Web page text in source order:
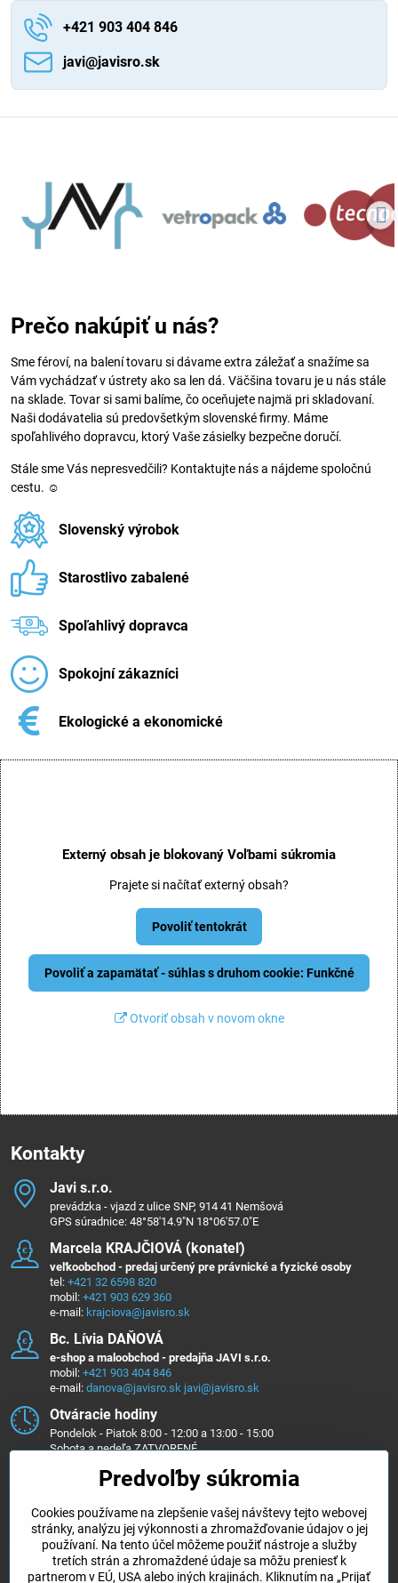
+421 903 404 846
javi​@javisro​.sk
Prečo nakúpiť u nás?
Sme féroví, na balení tovaru si dávame extra záležať a snažíme sa
Vám vychádzať v ústrety ako sa len dá. Väčšina tovaru je u nás stále
na sklade. Tovar si sami balíme, čo oceňujete najmä pri skladovaní.
Naši dodávatelia sú predovšetkým slovenské firmy. Máme
spoľahlivého dopravcu, ktorý Vaše zásielky bezpečne doručí.
Stále sme Vás nepresvedčili? Kontaktujte nás a nájdeme spoločnú
cestu. ☺
Slovenský výrobok
Starostlivo zabalené
Spoľahlivý dopravca
Spokojní zákazníci
Ekologické a ekonomické
Externý obsah je blokovaný Voľbami súkromia
Prajete si načítať externý obsah?
Povoliť tentokrát
Povoliť a zapamätať - súhlas s druhom cookie: Funkčné
Otvoriť obsah v novom okne
Kontakty
Javi s​.r​.o​.
prevádzka - vjazd z ulice SNP, 914 41 Nemšová
GPS súradnice: 48°58'14.9"N 18°06'57.0"E
Marcela KRAJČIOVÁ (konateľ)
veľkoobchod - predaj určený pre právnické a fyzické osoby
tel: +421 32 6598 820
mobil: +421 903 629 360
e-mail: krajciova@javisro.sk
Bc​. Lívia DAŇOVÁ
e-shop a maloobchod - predajňa JAVI s.r.o.
mobil: +421 903 404 846
e-mail: danova@javisro.sk javi@javisro.sk
Otváracie hodiny
Pondelok - Piatok 8:00 - 12:00 a 13:00 - 15:00
Sobota a nedeľa ZATVORENÉ
Sledujte nás na ...
Facebook Instagram
Objednávky
Predvoľby súkromia
Cookies používame na zlepšenie vašej návštevy tejto webovej
stránky, analýzu jej výkonnosti a zhromažďovanie údajov o jej
používaní. Na tento účel môžeme použiť nástroje a služby
tretích strán a zhromaždené údaje sa môžu preniesť k
partnerom v EÚ, USA alebo iných krajinách. Kliknutím na „Prijať